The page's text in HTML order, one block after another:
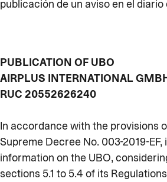
publicación de un aviso en el
PUBLICATION OF UBO
AIRPLUS INTERNATIONAL
RUC 20552626240
In accordance with the provisions
Supreme Decree No. 003-2019-
information on the UBO,
sections 5.1 to 5.4 of its